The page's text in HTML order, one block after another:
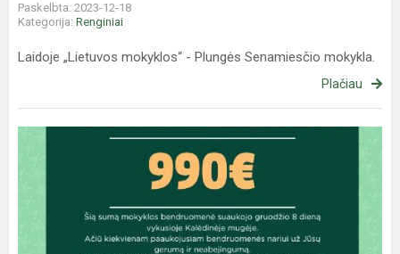
Paskelbta: 2023-12-18
Kategorija: Renginiai
Laidoje „Lietuvos mokyklos“ - Plungės Senamiesčio mokykla.
Plačiau
2023